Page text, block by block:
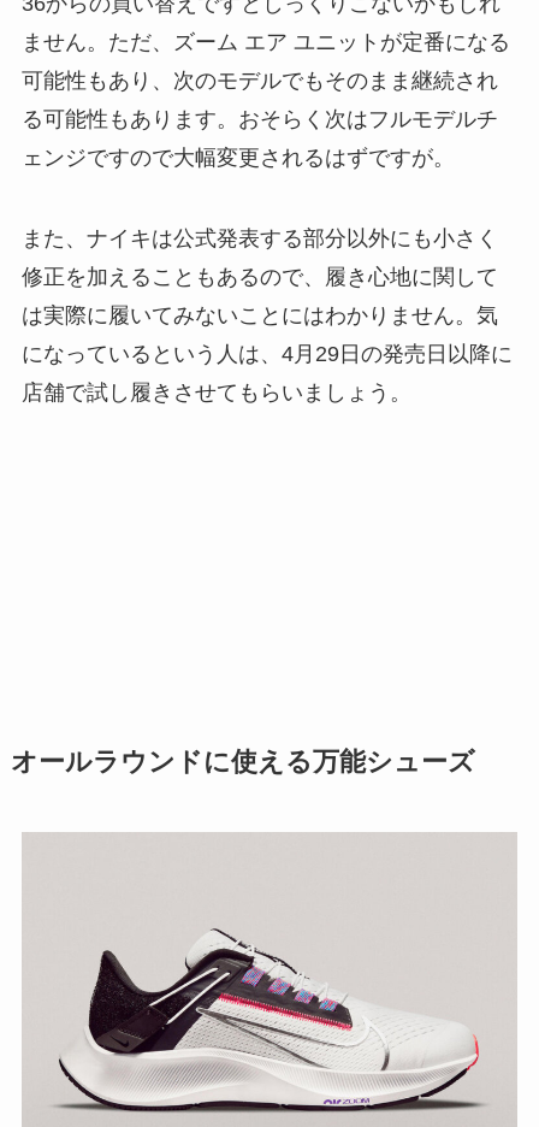
ません。ただ、ズーム エア ユニットが定番になる
可能性もあり、次のモデルでもそのまま継続され
る可能性もあります。おそらく次はフルモデルチ
ェンジですので大幅変更されるはずですが。
また、ナイキは公式発表する部分以外にも小さく
修正を加えることもあるので、履き心地に関して
は実際に履いてみないことにはわかりません。気
になっているという人は、4月29日の発売日以降に
店舗で試し履きさせてもらいましょう。
オールラウンドに使える万能シューズ